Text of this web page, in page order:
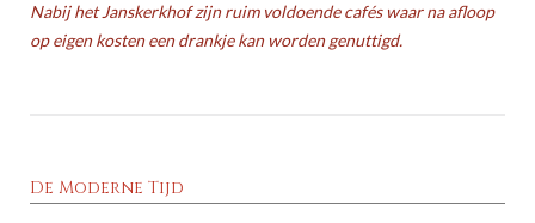
Nabij het Janskerkhof zijn ruim voldoende cafés waar na afloop
op eigen kosten een drankje kan worden genuttigd.
De Moderne Tijd